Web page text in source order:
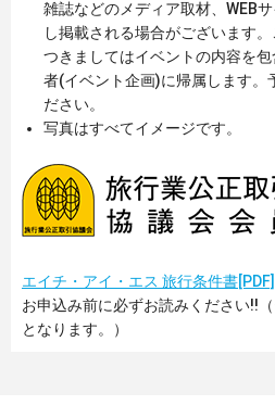
雑誌などのメディア取材、WEB
し掲載される場合がございます
つきましてはイベントの内容を
者(イベント企画)に帰属します。
ださい。
写真はすべてイメージです。
エイチ・アイ・エス 旅行条件書[PDF]
お申込み前に必ずお読みください!!
となります。）